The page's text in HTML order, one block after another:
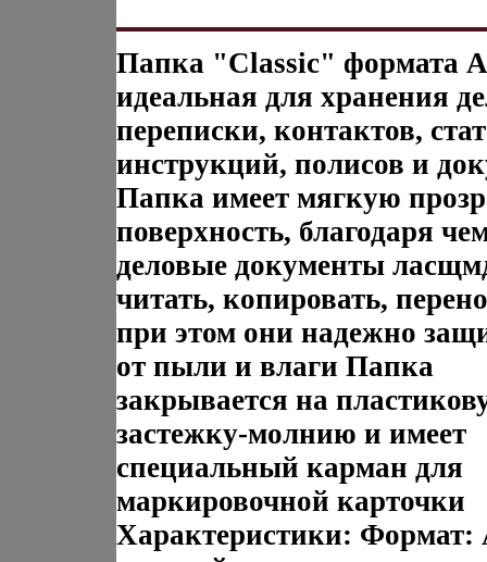
Папка "Classic" формата
идеальная для хранения
переписки, контактов,
инструкций, полисов и
Папка имеет мягкую
поверхность, благодаря
деловые документы
читать, копировать,
при этом они надежно
от пыли и влаги Папка
закрывается на
застежку-молнию и имеет
специальный карман для
маркировочной карточки
Характеристики: Формат: